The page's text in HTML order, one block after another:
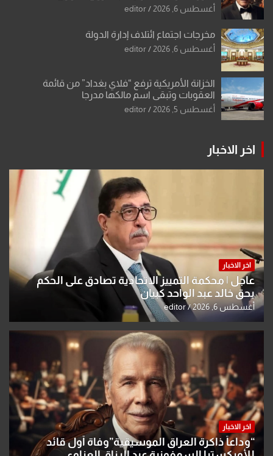
أغسطس 6, 2026 editor
مخرجات اجتماع ائتلاف إدارة الدولة
أغسطس 6, 2026 editor
الخزانة الأمريكية ترفع “فلاي بغداد” من قائمة
العقوبات وتبقي اسم مالكها مدرجا
أغسطس 5, 2026 editor
اخر الاخبار
اخر الاخبار
عاجل | محكمة التمييز الاتحادية تصادق على الحكم
بحق خالد عبد الواحد كبيان
أغسطس 6, 2026 editor
اخر الاخبار
“وداعاً ذاكرة العراق الموسيقية”وفاة أول قائد